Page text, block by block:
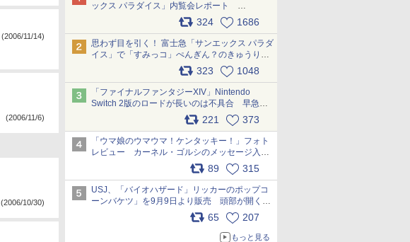
ックス パラダイス」内覧会レポート
324 1686
思わず目を引く！ 富士急「サンエックス パラダ
イス」で「すみっコ」ぺんぎん？のきゅうりド
ッグを食べてみた イラストそのままのメニュ
ー化に挑戦。これが意外にもおいしい
pic.x.com/Kgl04hZaeg
323 1048
「ファイナルファンタジーXIV」Nintendo
Switch 2版のロードが長いのは不具合 早急に
アップデートできるよう対応中221 373
「ウマ娘のウマウマ！ケンタッキー！」フォト
レビュー カーネル・ゴルシのメッセージ入り
パッケージや描き下ろしトレカなどが登場
89 315
USJ、「バイオハザード」リッカーのポップコ
ーンバケツ」を9月9日より販売 頭部が開く仕
組み。味は恐怖を堪のう「味噌フレーバー」
65 207
もっと見る
(2006/11/14)
(2006/11/6)
(2006/10/30)